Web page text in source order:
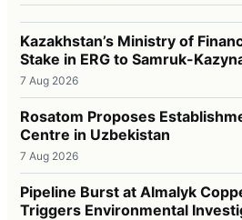
Kazakhstan’s Ministry of
Stake in ERG to Samruk-
7 Aug 2026
Rosatom Proposes
Centre in Uzbekistan
7 Aug 2026
Pipeline Burst at Almalyk
Triggers Environmental